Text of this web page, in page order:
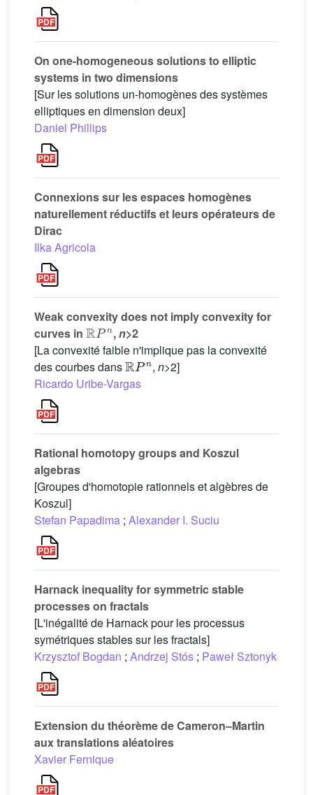
On one-homogeneous solutions to elliptic
systems in two dimensions
[Sur les solutions un-homogènes des systèmes
elliptiques en dimension deux]
Daniel Phillips
Connexions sur les espaces homogènes
naturellement réductifs et leurs opérateurs de
Dirac
Ilka Agricola
Weak convexity does not imply convexity for
curves in
ℝPn
,n>2
[La convexité faible n'implique pas la convexité
des courbes dans
ℝPn
, n>2]
Ricardo Uribe-Vargas
Rational homotopy groups and Koszul
algebras
[Groupes d'homotopie rationnels et algèbres de
Koszul]
Stefan Papadima ; Alexander I. Suciu
Harnack inequality for symmetric stable
processes on fractals
[L'inégalité de Harnack pour les processus
symétriques stables sur les fractals]
Krzysztof Bogdan ; Andrzej Stós ; Paweł Sztonyk
Extension du théorème de Cameron–Martin
aux translations aléatoires
Xavier Fernique